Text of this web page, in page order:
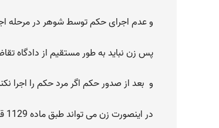
و عدم اجرای حکم توسط شوهر در مرحله
پس زن نباید به طور مستقیم از دادگاه
و بعد از صدور حکم اگر مرد حکم را اجرا
در اینصورت زن می تواند طبق ماده 1129 قانون مدنی درخواست طلاق بدهد.